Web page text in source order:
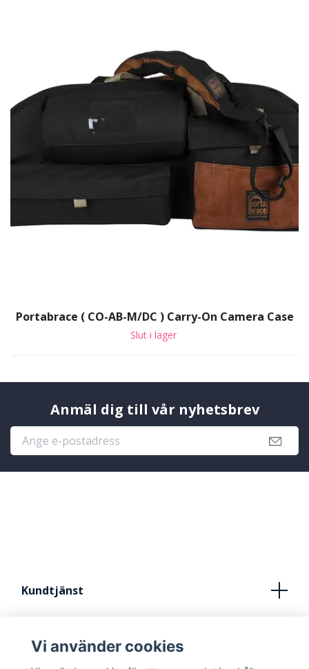
Portabrace ( CO-AB-M/DC ) Carry-On Camera Case
Slut i lager
Anmäl dig till vår nyhetsbrev
Kundtjänst
Kontakt
Vi använder cookies